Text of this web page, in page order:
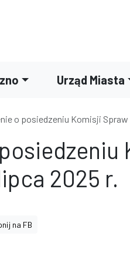
Urząd Miasta
o posiedzeniu Komisji Spraw
2025 r.
na FB